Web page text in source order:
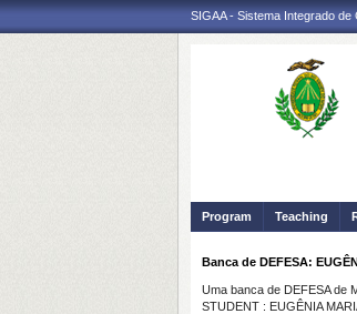
SIGAA - Sistema Integrado de
Program Teaching
Banca de DEFESA:
Uma banca de DEFESA de
STUDENT : EUGÊNIA